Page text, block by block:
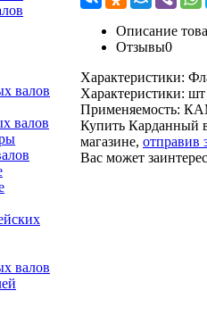
валов
валов
валов
Описание
Отзывы0
Характеристики:
Характеристики: шт
Применяемость:
Купить Карданный
магазине, отправив
Вас может